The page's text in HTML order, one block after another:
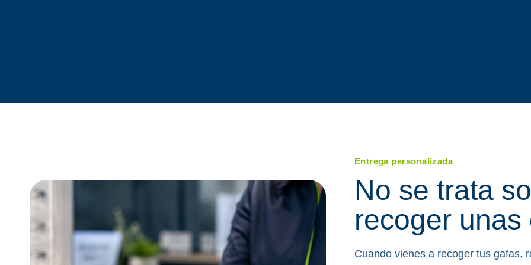
Entrega personalizada
No se trata
recoger unas
Cuando vienes a recoger tus gafas,